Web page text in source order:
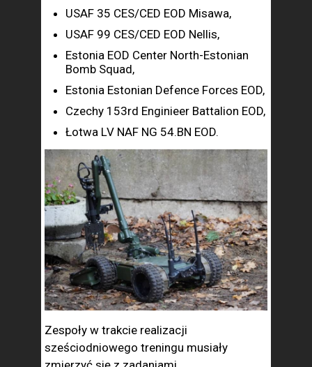
USAF 35 CES/CED EOD Misawa,
USAF 99 CES/CED EOD Nellis,
Estonia EOD Center North-Estonian
Bomb Squad,
Estonia Estonian Defence Forces EOD,
Czechy 153rd Enginieer Battalion EOD,
Łotwa LV NAF NG 54.BN EOD.
Zespoły w trakcie realizacji
sześciodniowego treningu musiały